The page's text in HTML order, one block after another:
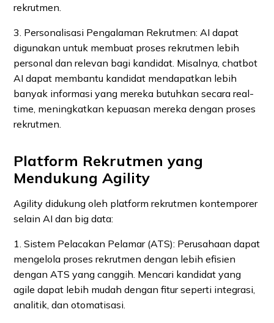
rekrutmen.
3. Personalisasi Pengalaman Rekrutmen: AI dapat
digunakan untuk membuat proses rekrutmen lebih
personal dan relevan bagi kandidat. Misalnya, chatbot
AI dapat membantu kandidat mendapatkan lebih
banyak informasi yang mereka butuhkan secara real-
time, meningkatkan kepuasan mereka dengan proses
rekrutmen.
Platform Rekrutmen yang
Mendukung Agility
Agility didukung oleh platform rekrutmen kontemporer
selain AI dan big data:
1. Sistem Pelacakan Pelamar (ATS): Perusahaan dapat
mengelola proses rekrutmen dengan lebih efisien
dengan ATS yang canggih. Mencari kandidat yang
agile dapat lebih mudah dengan fitur seperti integrasi,
analitik, dan otomatisasi.